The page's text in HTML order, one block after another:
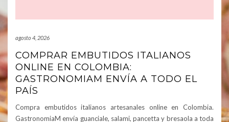
agosto 4, 2026
COMPRAR EMBUTIDOS ITALIANOS
ONLINE EN COLOMBIA:
GASTRONOMIAM ENVÍA A TODO EL
PAÍS
Compra embutidos italianos artesanales online en Colombia.
GastronomiaM envía guanciale, salami, pancetta y bresaola a toda